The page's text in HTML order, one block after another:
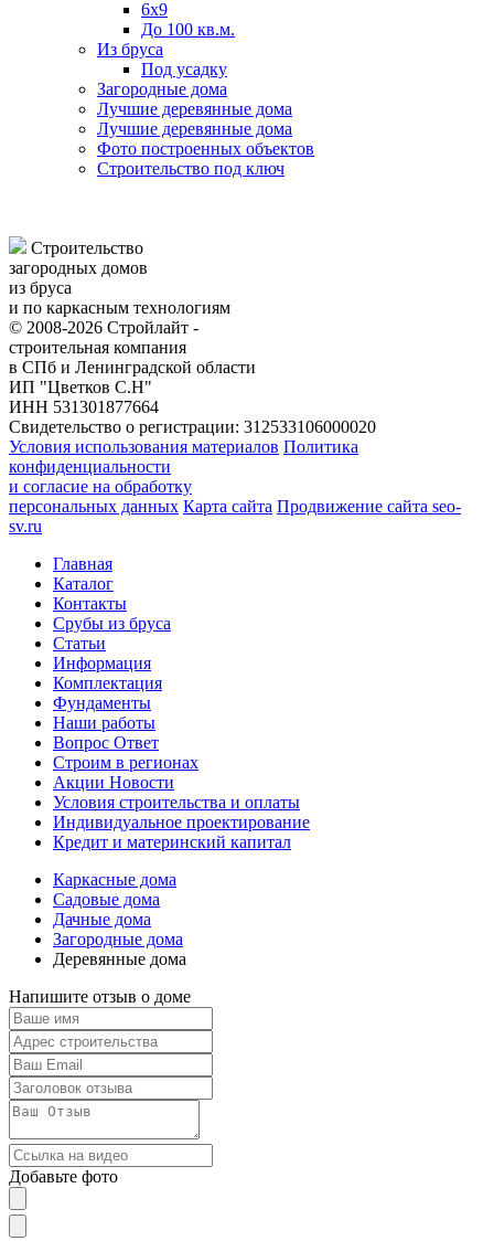
6х9
До 100 кв.м.
Из бруса
Под усадку
Загородные дома
Лучшие деревянные дома
Лучшие деревянные дома
Фото построенных объектов
Строительство под ключ
Строительство
загородных домов
из бруса
и по каркасным технологиям
© 2008-2026 Стройлайт -
строительная компания
в СПб и Ленинградской области
ИП "Цветков С.Н"
ИНН 531301877664
Свидетельство о регистрации: 312533106000020
Условия использования материалов Политика
конфиденциальности
и согласие на обработку
персональных данных Карта сайта Продвижение сайта seo-
sv.ru
Главная
Каталог
Контакты
Срубы из бруса
Статьи
Информация
Комплектация
Фундаменты
Наши работы
Вопрос Ответ
Строим в регионах
Акции Новости
Условия строительства и оплаты
Индивидуальное проектирование
Кредит и материнский капитал
Каркасные дома
Садовые дома
Дачные дома
Загородные дома
Деревянные дома
Напишите отзыв о доме
Добавьте фото